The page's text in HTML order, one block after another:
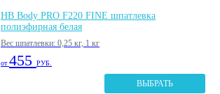
HB Body PRO F220 FINE шпатлевка
полиэфирная белая
Вес шпатлевки: 0,25 кг, 1 кг
от455 РУБ.
ВЫБРАТЬ